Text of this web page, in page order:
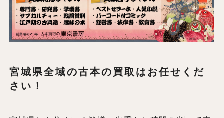
宮城県全域の古本の買取はお任せくだ
さい！